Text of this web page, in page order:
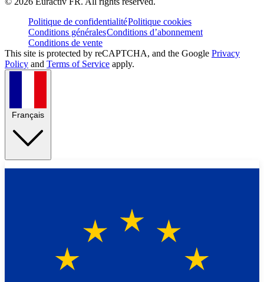
Politique de confidentialitéPolitique cookies
Conditions généralesConditions d’abonnement
Conditions de vente
This site is protected by reCAPTCHA, and the Google Privacy
Policy and Terms of Service apply.
Français